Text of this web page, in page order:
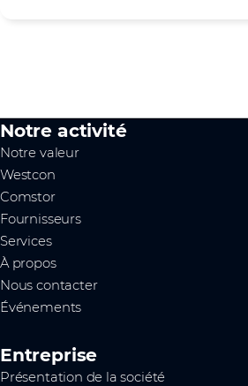
Notre activité
Notre valeur
Westcon
Comstor
Fournisseurs
Services
À propos
Nous contacter
Événements
Entreprise
Présentation de la société